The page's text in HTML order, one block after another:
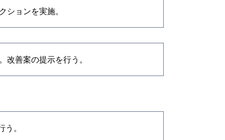
ションを実施。
改善案の提示を行う。
。